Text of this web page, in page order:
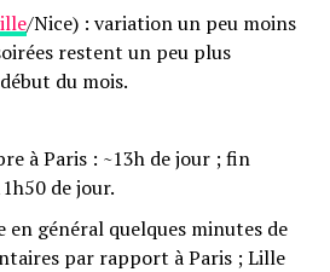
/Nice) : variation un peu moins
restent un peu plus
du mois.
à Paris : ~13h de jour ; fin
de jour.
en général quelques minutes de
par rapport à Paris ; Lille